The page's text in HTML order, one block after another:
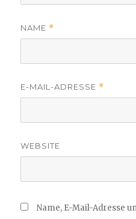
NAME *
E-MAIL-ADRESSE *
WEBSITE
Name, E-Mail-Adresse